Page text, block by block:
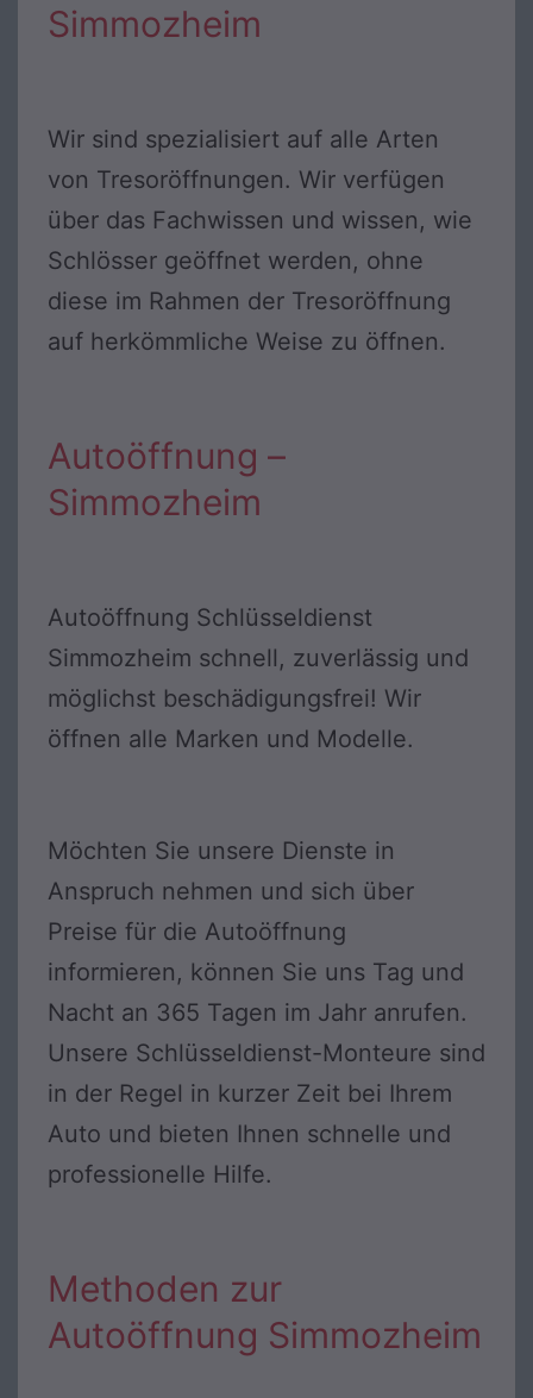
Simmozheim
Wir sind spezialisiert auf alle Arten
von Tresoröffnungen. Wir verfügen
über das Fachwissen und wissen, wie
Schlösser geöffnet werden, ohne
diese im Rahmen der Tresoröffnung
auf herkömmliche Weise zu öffnen.
Autoöffnung –
Simmozheim
Autoöffnung Schlüsseldienst
Simmozheim schnell, zuverlässig und
möglichst beschädigungsfrei! Wir
öffnen alle Marken und Modelle.
Möchten Sie unsere Dienste in
Anspruch nehmen und sich über
Preise für die Autoöffnung
informieren, können Sie uns Tag und
Nacht an 365 Tagen im Jahr anrufen.
Unsere Schlüsseldienst-Monteure sind
in der Regel in kurzer Zeit bei Ihrem
Auto und bieten Ihnen schnelle und
professionelle Hilfe.
Methoden zur
Autoöffnung Simmozheim